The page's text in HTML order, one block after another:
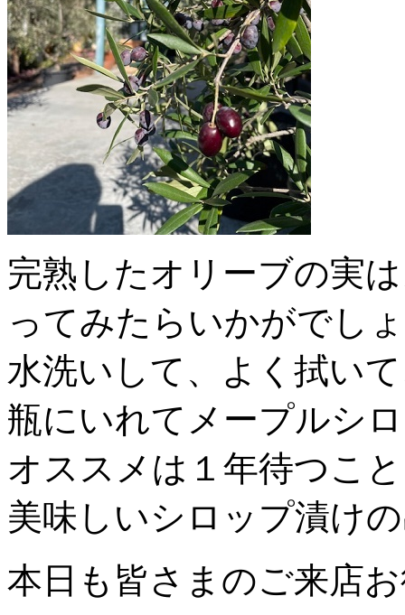
完熟したオリーブの実
ってみたらいかがでし
水洗いして、よく拭い
瓶にいれてメープルシ
オススメは１年待つこ
美味しいシロップ漬け
本日も皆さまのご来店